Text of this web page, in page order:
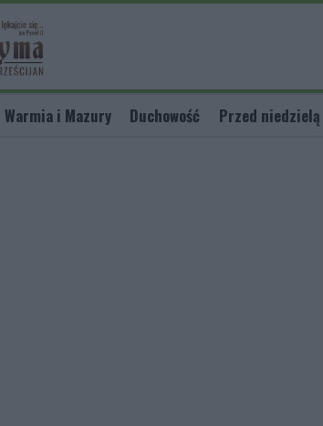
Warmia i Mazury Duchowość Przed niedzielą